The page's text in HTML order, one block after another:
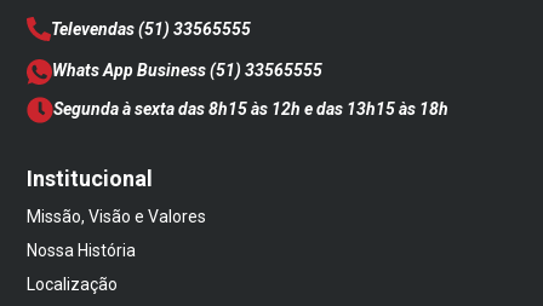
Televendas(51) 33565555
Whats App Business(51) 33565555
Segunda à sexta das 8h15 às 12h e das 13h15 às 18h
Institucional
Missão, Visão e Valores
Nossa História
Localização